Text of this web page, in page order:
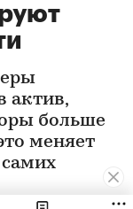
актив,
больше
меняет